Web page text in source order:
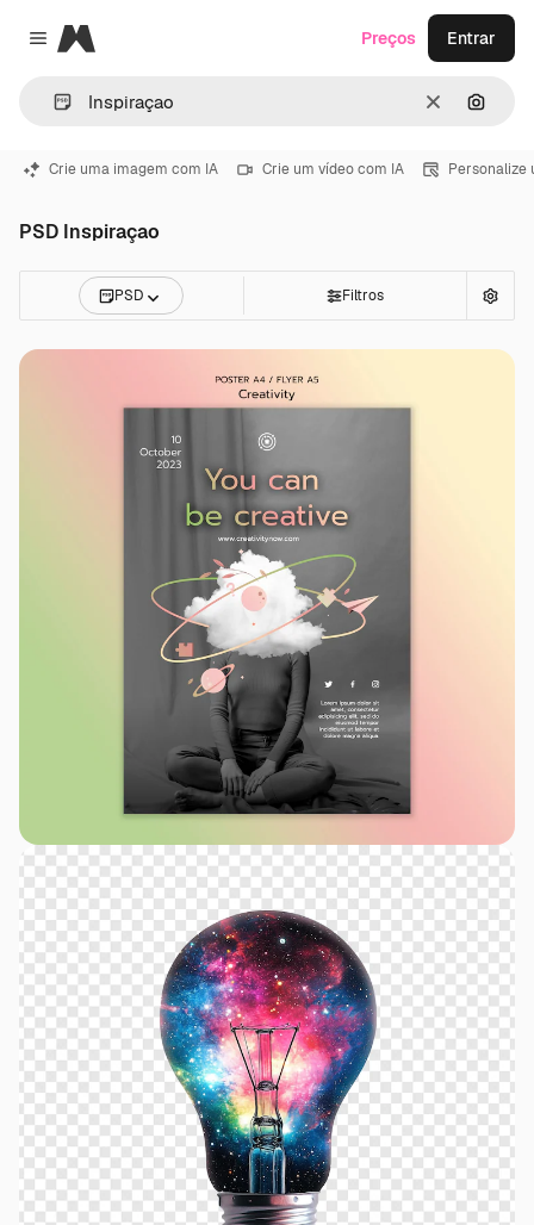
Close menu
Magnific
Limpar
Preços Entrar
Crie uma imagem com IA Crie um vídeo com IA Personalize
PSD Inspiraçao
PSD Filtros